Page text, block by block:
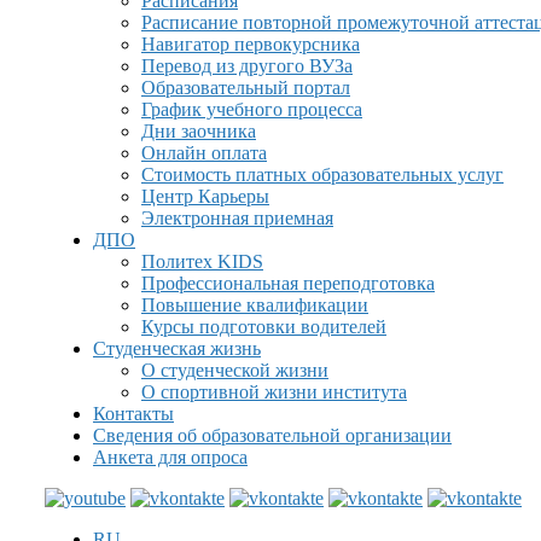
Расписание повторной промежуточной
Навигатор первокурсника
Перевод из другого ВУЗа
Образовательный портал
График учебного процесса
Дни заочника
Онлайн оплата
Стоимость платных образовательных услуг
Центр Карьеры
Электронная приемная
ДПО
Политех KIDS
Профессиональная переподготовка
Повышение квалификации
Курсы подготовки водителей
Студенческая жизнь
О студенческой жизни
О спортивной жизни института
Контакты
Сведения об образовательной организации
Анкета для опроса